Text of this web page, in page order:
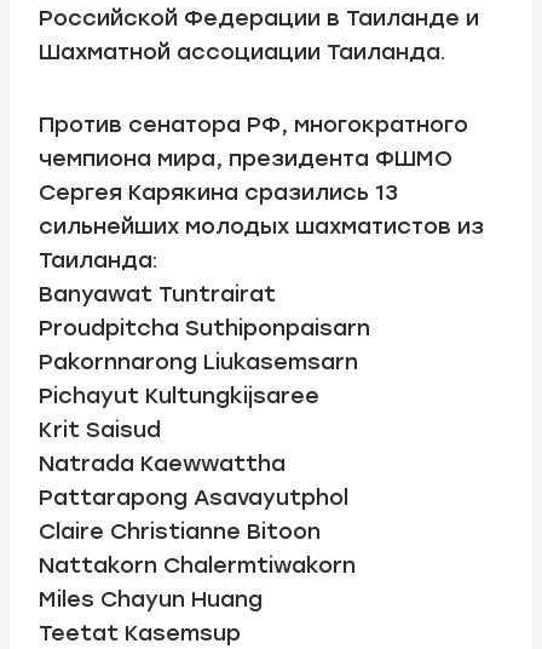
Российской Федерации в Таиланде и
Шахматной ассоциации Таиланда.
Против сенатора РФ, многократного
чемпиона мира, президента ФШМО
Сергея Карякина сразились 13
сильнейших молодых шахматистов из
Таиланда:
Banyawat Tuntrairat
Proudpitcha Suthiponpaisarn
Pakornnarong Liukasemsarn
Pichayut Kultungkijsaree
Krit Saisud
Natrada Kaewwattha
Pattarapong Asavayutphol
Claire Christianne Bitoon
Nattakorn Chalermtiwakorn
Miles Chayun Huang
Teetat Kasemsup